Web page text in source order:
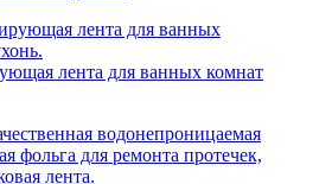
лента для ванных комнат